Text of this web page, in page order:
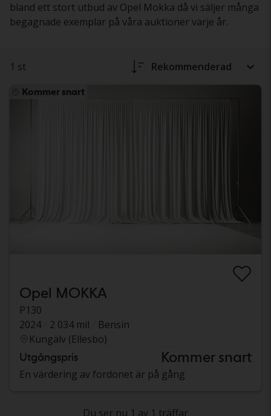
bland ett stort utbud av Opel Mokka då vi säljer många
begagnade exemplar på våra auktioner varje år.
1 st Rekommenderad
Kommer snart
Opel MOKKA
P130
2024
2 034 mil
Bensin
Kungälv (Ellesbo)
Utgångspris Kommer snart
En värdering av fordonet är på gång
Du ser nu 1 av 1 träffar